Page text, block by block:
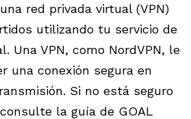
red privada virtual (VPN)
utilizando tu servicio de
Una VPN, como NordVPN, le
una conexión segura en
Si no está seguro
la guía de GOAL